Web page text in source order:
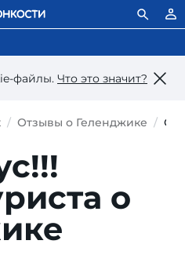
файлы. Что это значит?
Отзывы о Геленджике
о